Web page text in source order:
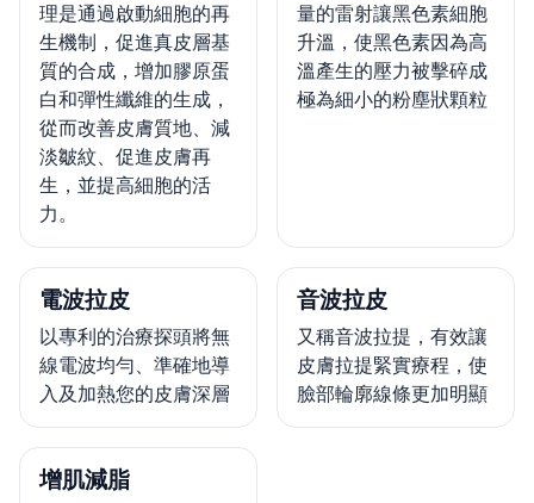
理是通過啟動細胞的再
生機制，促進真皮層基
質的合成，增加膠原蛋
白和彈性纖維的生成，
從而改善皮膚質地、減
淡皺紋、促進皮膚再
生，並提高細胞的活
力。
量的雷射讓黑色素細胞
升溫，使黑色素因為高
溫產生的壓力被擊碎成
極為細小的粉塵狀顆粒
電波拉皮
以專利的治療探頭將無
線電波均勻、準確地導
入及加熱您的皮膚深層
音波拉皮
又稱音波拉提，有效讓
皮膚拉提緊實療程，使
臉部輪廓線條更加明顯
增肌減脂